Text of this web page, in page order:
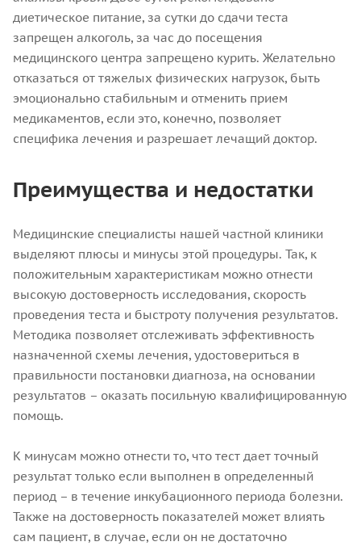
диетическое питание, за сутки до сдачи теста
запрещен алкоголь, за час до посещения
медицинского центра запрещено курить. Желательно
отказаться от тяжелых физических нагрузок, быть
эмоционально стабильным и отменить прием
медикаментов, если это, конечно, позволяет
специфика лечения и разрешает лечащий доктор.
Преимущества и недостатки
Медицинские специалисты нашей частной клиники
выделяют плюсы и минусы этой процедуры. Так, к
положительным характеристикам можно отнести
высокую достоверность исследования, скорость
проведения теста и быстроту получения результатов.
Методика позволяет отслеживать эффективность
назначенной схемы лечения, удостовериться в
правильности постановки диагноза, на основании
результатов – оказать посильную квалифицированную
помощь.
К минусам можно отнести то, что тест дает точный
результат только если выполнен в определенный
период – в течение инкубационного периода болезни.
Также на достоверность показателей может влиять
сам пациент, в случае, если он не достаточно